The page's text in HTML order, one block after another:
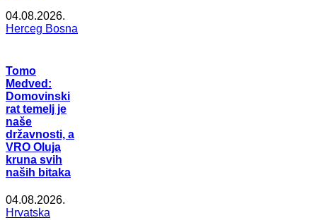
04.08.2026.
Herceg Bosna
Tomo
Medved:
Domovinski
rat temelj je
naše
državnosti, a
VRO Oluja
kruna svih
naših bitaka
04.08.2026.
Hrvatska